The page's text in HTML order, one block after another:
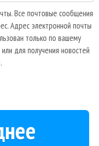
Все почтовые сообщения
Адрес электронной почты
только по вашему
для получения новостей